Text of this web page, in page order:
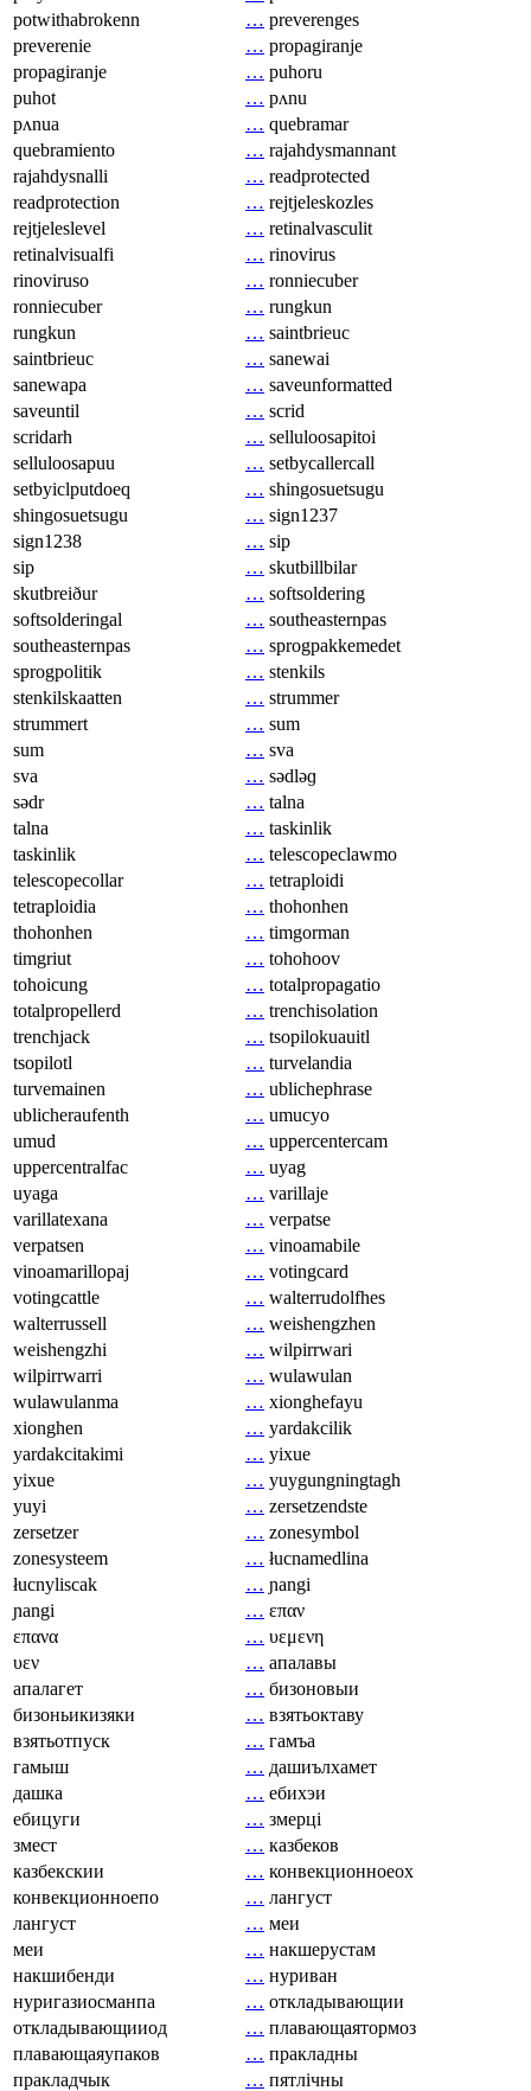
potwithabrokenn
… preverenges
preverenie
… propagiranje
propagiranje
… puhoru
puhot
… pʌnu
pʌnua
… quebramar
quebramiento
… rajahdysmannant
rajahdysnalli
… readprotected
readprotection
… rejtjeleskozles
rejtjeleslevel
… retinalvasculit
retinalvisualfi
… rinovirus
rinoviruso
… ronniecuber
ronniecuber
… rungkun
rungkun
… saintbrieuc
saintbrieuc
… sanewai
sanewapa
… saveunformatted
saveuntil
… scrid
scridarh
… selluloosapitoi
selluloosapuu
… setbycallercall
setbyiclputdoeq
… shingosuetsugu
shingosuetsugu
… sign1237
sign1238
… sip
sip
… skutbillbilar
skutbreiður
… softsoldering
softsolderingal
… southeasternpas
southeasternpas
… sprogpakkemedet
sprogpolitik
… stenkils
stenkilskaatten
… strummer
strummert
… sum
sum
… sva
sva
… sədləɡ
sədr
… talna
talna
… taskinlik
taskinlik
… telescopeclawmo
telescopecollar
… tetraploidi
tetraploidia
… thohonhen
thohonhen
… timgorman
timgriut
… tohohoov
tohoicung
… totalpropagatio
totalpropellerd
… trenchisolation
trenchjack
… tsopilokuauitl
tsopilotl
… turvelandia
turvemainen
… ublichephrase
ublicheraufenth
… umucyo
umud
… uppercentercam
uppercentralfac
… uyag
uyaga
… varillaje
varillatexana
… verpatse
verpatsen
… vinoamabile
vinoamarillopaj
… votingcard
votingcattle
… walterrudolfhes
walterrussell
… weishengzhen
weishengzhi
… wilpirrwari
wilpirrwarri
… wulawulan
wulawulanma
… xionghefayu
xionghen
… yardakcilik
yardakcitakimi
… yixue
yixue
… yuygungningtagh
yuyi
… zersetzendste
zersetzer
… zonesymbol
zonesysteem
… łucnamedlina
łucnyliscak
… ɲangi
ɲangi
… επαν
επανα
… υεμενη
υεν
… апалавы
апалагет
… бизоновыи
бизоньикизяки
… взятьоктаву
взятьотпуск
… гамъа
гамыш
… дашиълхамет
дашка
… ебихэи
ебицуги
… змерці
змест
… казбеков
казбекскии
… конвекционноеох
конвекционноепо
… лангуст
лангуст
… меи
меи
… накшерустам
накшибенди
… нуриван
нуригазиосманпа
… откладывающии
откладывающииод
… плавающаятормоз
плавающаяупаков
… пракладны
пракладчык
… пятлічны